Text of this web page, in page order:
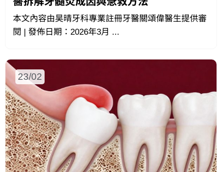
本文內容由昊晴牙科專業註冊牙醫關頌偉醫生提供審
閱 | 發佈日期：2026年3月 ...
23/02